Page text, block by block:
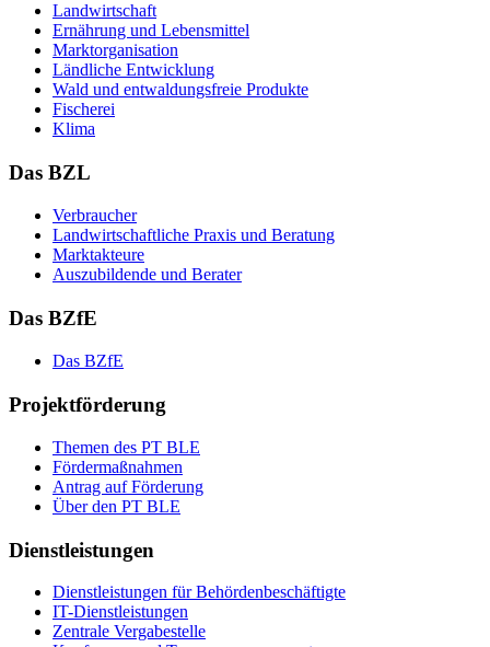
Land­wirt­schaft
Er­näh­rung und Le­bens­mit­tel
Markt­or­ga­ni­sa­ti­on
Länd­li­che Ent­wick­lung
Wald und ent­wal­dungs­freie Pro­duk­te
Fi­sche­rei
Kli­ma
Das BZL
Ver­brau­cher
Land­wirtschaft­liche Pra­xis und Be­ra­tung
Mark­tak­teu­re
Aus­zu­bil­den­de und Be­ra­ter
Das BZfE
Das BZ­fE
Projektförderung
The­men des PT BLE
För­der­maß­nah­men
An­trag auf För­de­rung
Über den PT BLE
Dienstleistungen
Dienst­leis­tun­gen für Be­hör­den­be­schäf­tig­te
IT-Dienst­leis­tun­gen
Zen­tra­le Ver­ga­be­stel­le